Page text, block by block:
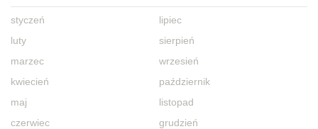
styczeń
luty
marzec
kwiecień
maj
czerwiec
lipiec
sierpień
wrzesień
październik
listopad
grudzień